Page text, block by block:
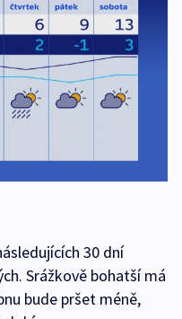
30 dní
Srážkově bohatší má
bude pršet méně,